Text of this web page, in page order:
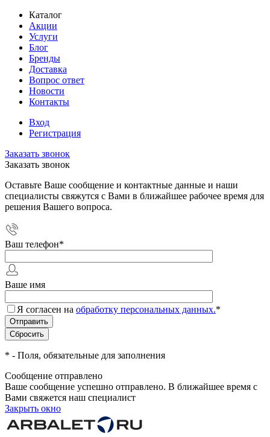
Каталог
Акции
Услуги
Блог
Бренды
Доставка
Вопрос ответ
Новости
Контакты
Вход
Регистрация
Заказать звонок
Заказать звонок
Оставьте Ваше сообщение и контактные данные и наши
специалисты свяжутся с Вами в ближайшее рабочее время для
решения Вашего вопроса.
Ваш телефон*
Ваше имя
Я согласен на обработку персональных данных.*
* - Поля, обязательные для заполнения
Сообщение отправлено
Ваше сообщение успешно отправлено. В ближайшее время с
Вами свяжется наш специалист
Закрыть окно